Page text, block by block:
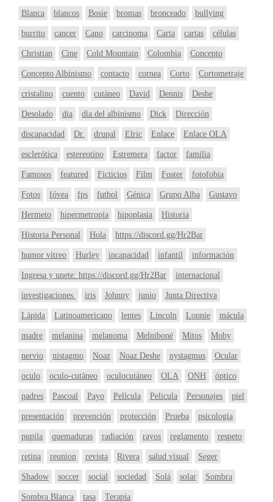
Blanca blancos Bosie bromas bronceado bullying
burrito cancer Cano carcinoma Carta cartas células
Christian Cine Cold Mountain Colombia Concepto
Concepto Albinismo contacto cornea Corto Cortometraje
cristalino cuento cutáneo David Dennis Deshe
Desolado dia día del albinismo Dick Dirección
discapacidad Dr. drupal Elric Enlace Enlace OLA
esclerótica estereotipo Estremera factor familia
Famosos featured Ficticios Film Foster fotofobia
Fotos fóvea fps futbol Génica Grupo Alba Gustavo
Hermeto hipermetropía hipoplasia Historia
Historia Personal Hola https://discord.gg/Hr2Bar
humor vítreo Hurley incapacidad infantil información
Ingresa y unete: https://discord.gg/Hr2Bar internacional
investigaciones. iris Johnny junio Junta Directiva
Lápida Latinoamericano lentes Lincoln Lonnie mácula
madre melanina melanoma Melniboné Mitos Moby
nervio nistagmo Noaz Noaz Deshe nystagmus Ocular
oculo oculo-cutáneo oculocutáneo OLA ONH óptico
padres Pascoal Payo Película Pelicula Personajes piel
presentación prevención protección Prueba psicología
pupila quemaduras radiación rayos reglamento respeto
retina reunion revista Rivera salud visual Seger
Shadow soccer social sociedad Solá solar Sombra
Sombra Blanca tasa Terapia